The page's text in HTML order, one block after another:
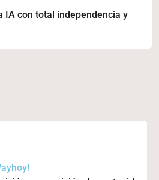
IA con total independencia y